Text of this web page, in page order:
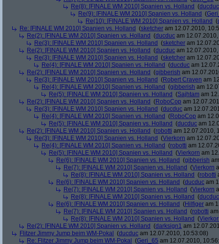
Re(8): [FINALE WM 2010] Spanien vs. Holland (ducduc
Re(9): [FINALE WM 2010] Spanien vs. Holland (
Re(10): [FINALE WM 2010] Spanien vs. Holland (
Re: [FINALE WM 2010] Spanien vs. Holland (sketcher am 12.07.2010,
Re(2): [FINALE WM 2010] Spanien vs. Holland (ducduc am
Re(3): [FINALE WM 2010] Spanien vs. Holland (sketcher am
Re(2): [FINALE WM 2010] Spanien vs. Holland (ducduc am
Re(3): [FINALE WM 2010] Spanien vs. Holland (sketcher am
Re(4): [FINALE WM 2010] Spanien vs. Holland (ducduc am
Re(2): [FINALE WM 2010] Spanien vs. Holland (gibberish am
Re(3): [FINALE WM 2010] Spanien vs. Holland (Robert Craven am
Re(4): [FINALE WM 2010] Spanien vs. Holland (gibberish am
Re(5): [FINALE WM 2010] Spanien vs. Holland (Sajhtam am
Re(2): [FINALE WM 2010] Spanien vs. Holland (RoboCop am
Re(3): [FINALE WM 2010] Spanien vs. Holland (ducduc am
Re(4): [FINALE WM 2010] Spanien vs. Holland (RoboCop am
Re(5): [FINALE WM 2010] Spanien vs. Holland (ducduc am
Re(2): [FINALE WM 2010] Spanien vs. Holland (robotti am 12.07.2010,
Re(3): [FINALE WM 2010] Spanien vs. Holland (Vierkorn am
Re(4): [FINALE WM 2010] Spanien vs. Holland (robotti am
Re(5): [FINALE WM 2010] Spanien vs. Holland (Vierkorn am
Re(6): [FINALE WM 2010] Spanien vs. Holland (gibberish
Re(7): [FINALE WM 2010] Spanien vs. Holland (Vierkorn
Re(8): [FINALE WM 2010] Spanien vs. Holland (robotti
Re(6): [FINALE WM 2010] Spanien vs. Holland (ducduc am
Re(7): [FINALE WM 2010] Spanien vs. Holland (Vierkorn
Re(8): [FINALE WM 2010] Spanien vs. Holland (ducduc
Re(6): [FINALE WM 2010] Spanien vs. Holland (Hilfiger am
Re(7): [FINALE WM 2010] Spanien vs. Holland (robotti
Re(8): [FINALE WM 2010] Spanien vs. Holland (
Re(2): [FINALE WM 2010] Spanien vs. Holland (darksign1 am
Flitzer Jimmy Jump beim WM-Pokal
(ducduc am 12.07.2010, 10:53:08)
Re: Flitzer Jimmy Jump beim WM-Pokal
(Geri_65 am 12.07.2010,